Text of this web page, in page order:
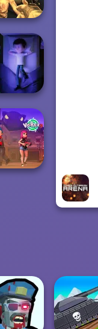
Hell:
Arena
Dreams